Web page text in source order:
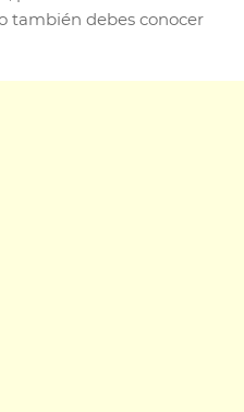
también debes conocer